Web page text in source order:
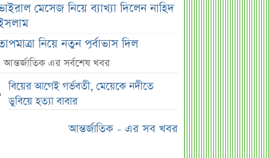
মেসেজ নিয়ে ব্যাখ্যা দিলেন নাহিদ
নিয়ে নতুন পূর্বাভাস দিল
আবহাওয়া অফিস
সহপাঠীদের ব্যক্তিগত ছবি বিদেশে
অভিযোগে উত্তাল ইবি
ড. ইউনূস বনাম তারেক রহমান—তুলনায়
যা বললেন কাদের সিদ্দিকী
আন্তর্জাতিক এর সর্বশেষ খবর
বিয়ের আগেই গর্ভবতী, মেয়েকে নদীতে
ডুবিয়ে হত্যা বাবার
আন্তর্জাতিক - এর সব খবর